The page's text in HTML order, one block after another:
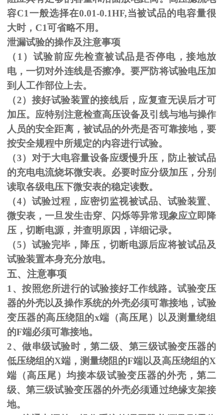
容C1一般选择在0.01-0.1HF,当被试品的电容量很
大时，C1可省略不用。
泄漏试验的操作及注意事项
（1）试验前应先检查被试品是否停电，接地放
电，一切对外连线是否擦净。要严防将试验电压加
到人工作部位上去。
（2）接好试验装置的接线后，应复查无误后才可
加压。应特别注意检查高压设备及引线与地与操作
人员的安全距离，被试品的外壳是否可靠接地，要
按安全规程中所规定的内容进行试验。
（3）对于大电容量设备应缓慢升压，防止被试品
的充电电流烧坏微安表。必要时应分级加压，分别
读取各级电压下微安表的稳定读数。
（4）试验过程，应密切监视被试品、试验装置、
微安表，一旦发生击穿、闪烁等异常现象应立即降
压，切断电源，并查明原因，详细记录。
（5）试验完毕，降压，切断电源后应将被试品及
试验装置本身充分放电。
五、注意事项
1、按照您所进行的试验接好工作线路。试验变压
器的外壳以及操作系统的外壳必须可靠接地，试验
变压器的高压绕阻的x端（高压尾）以及测量绕组
的F端必须可靠接地。
2、做串级试验时，第二级、第三级试验变压器的
低压绕组的X端，测量绕阻的F端以及高压绕组的X
端（高压尾）均接本级试验变压器的外壳，第二
级、第三级试验变压器的外壳必须通过绝缘支架接
地。